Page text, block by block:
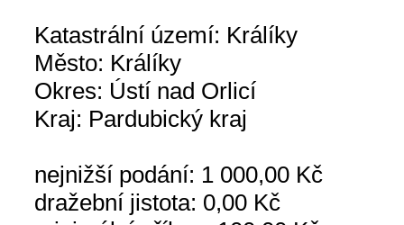
Katastrální území: Králíky
Město: Králíky
Okres: Ústí nad Orlicí
Kraj: Pardubický kraj
nejnižší podání: 1 000,00 Kč
dražební jistota: 0,00 Kč